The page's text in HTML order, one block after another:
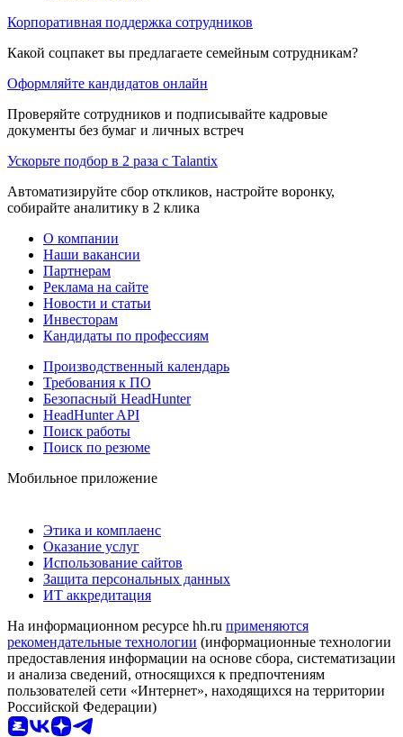
Корпоративная поддержка сотрудников
Какой соцпакет вы предлагаете семейным сотрудникам?
Оформляйте кандидатов онлайн
Проверяйте сотрудников и подписывайте кадровые
документы без бумаг и личных встреч
Ускорьте подбор в 2 раза с Talantix
Автоматизируйте сбор откликов, настройте воронку,
собирайте аналитику в 2 клика
О компании
Наши вакансии
Партнерам
Реклама на сайте
Новости и статьи
Инвесторам
Кандидаты по профессиям
Производственный календарь
Требования к ПО
Безопасный HeadHunter
HeadHunter API
Поиск работы
Поиск по резюме
Мобильное приложение
Этика и комплаенс
Оказание услуг
Использование сайтов
Защита персональных данных
ИТ аккредитация
На информационном ресурсе hh.ru применяются
рекомендательные технологии (информационные технологии
предоставления информации на основе сбора, систематизации
и анализа сведений, относящихся к предпочтениям
пользователей сети «Интернет», находящихся на территории
Российской Федерации)